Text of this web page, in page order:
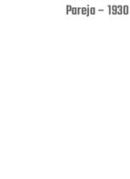
Pareja – 1930